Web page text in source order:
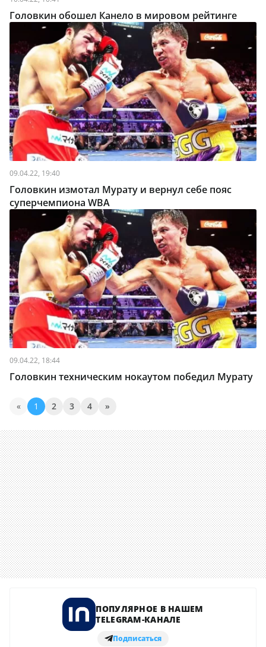
Головкин обошел Канело в мировом рейтинге
09.04.22, 19:40
Головкин измотал Мурату и вернул себе пояс
суперчемпиона WBA
09.04.22, 18:44
Головкин техническим нокаутом победил Мурату
« 1 2 3 4 »